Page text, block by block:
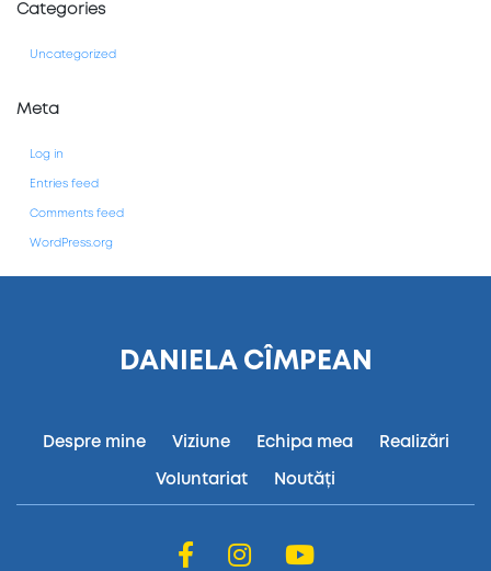
Categories
Uncategorized
Meta
Log in
Entries feed
Comments feed
WordPress.org
DANIELA CÎMPEAN
Despre mine Viziune Echipa mea Realizări
Voluntariat Noutăți